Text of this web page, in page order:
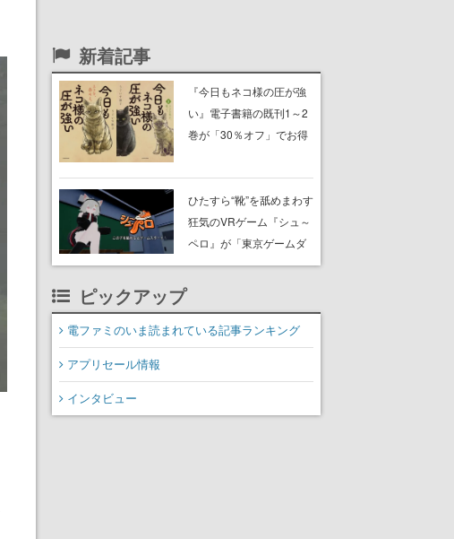
新着記事
『今日もネコ様の圧が強
い』電子書籍の既刊1～2
巻が「30％オフ」でお得
たネコたちと、ネコを溺
愛する人間のすれ違いを
描く
ひたすら“靴”を舐めまわす
狂気のVRゲーム『シュ～
ペロ』が「東京ゲームダ
ンジョン」に展示中。キ
前のめり。公式アカウン
トも開設され、2026年リ
ピックアップ
電ファミのいま読まれている記事ランキング
アプリセール情報
インタビュー